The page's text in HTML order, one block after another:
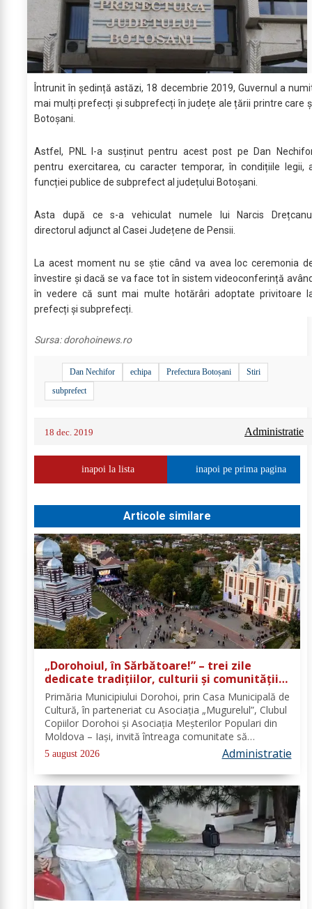
Întrunit în ședință astăzi, 18 decembrie 2019, Guvernul a
mai mulți prefecți și subprefecți în județe ale țării printre care
Botoșani.
Astfel, PNL l-a susținut pentru acest post pe Dan
pentru exercitarea, cu caracter temporar, în condițiile legii,
funcției publice de subprefect al județului Botoșani.
Asta după ce s-a vehiculat numele lui Narcis
directorul adjunct al Casei Județene de Pensii.
La acest moment nu se știe când va avea loc ceremonia
învestire și dacă se va face tot în sistem videoconferință
în vedere că sunt mai multe hotărâri adoptate privitoare
prefecți și subprefecți.
Sursa:dorohoinews.ro
Dan Nechifor echipa Prefectura Botoșani
Stiri
subprefect
18 dec. 2019 Administratie
inapoi la lista inapoi pe prima pagina
Articole similare
„Dorohoiul, în Sărbătoare!” – trei zile
dedicate tradițiilor, culturii și comunității
Trei tradiții. Un singur eveniment. O
singură sărbătoare!
Primăria Municipiului Dorohoi, prin Casa Municipală de
Cultură, în parteneriat cu Asociația „Mugurelul”, Clubul
Copiilor Dorohoi și Asociația Meșterilor Populari din
Moldova – Iași, invită întreaga comunitate să
participe, în perioada 28–30 august 2026, la
evenimentul „Dorohoiul, în Sărbătoare!”....
5 august 2026 Administratie